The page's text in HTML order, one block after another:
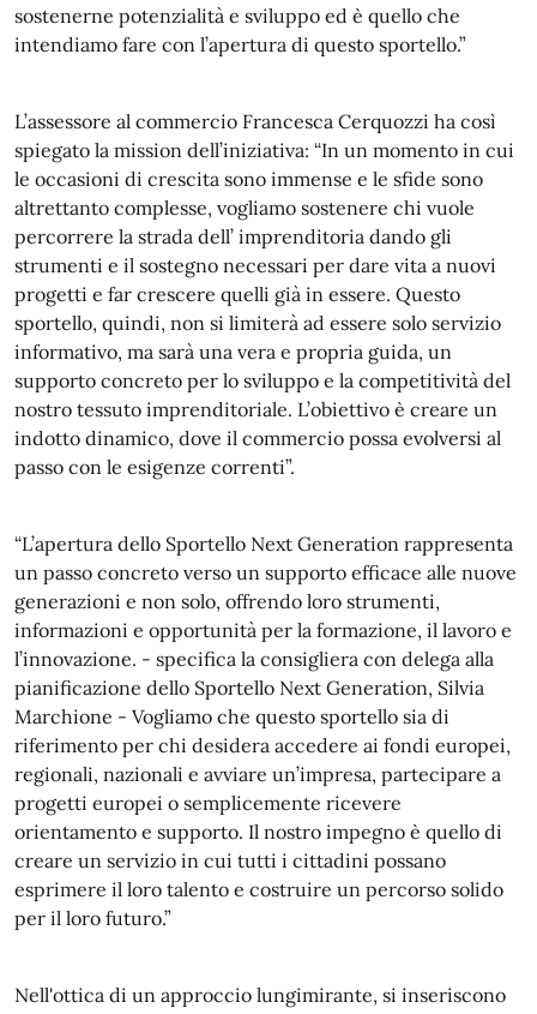
sostenerne potenzialità e sviluppo ed è quello che
intendiamo fare con l’apertura di questo sportello.”
L’assessore al commercio Francesca Cerquozzi ha così
spiegato la mission dell’iniziativa: “In un momento in cui
le occasioni di crescita sono immense e le sfide sono
altrettanto complesse, vogliamo sostenere chi vuole
percorrere la strada dell’ imprenditoria dando gli
strumenti e il sostegno necessari per dare vita a nuovi
progetti e far crescere quelli già in essere. Questo
sportello, quindi, non si limiterà ad essere solo servizio
informativo, ma sarà una vera e propria guida, un
supporto concreto per lo sviluppo e la competitività del
nostro tessuto imprenditoriale. L’obiettivo è creare un
indotto dinamico, dove il commercio possa evolversi al
passo con le esigenze correnti”.
“L’apertura dello Sportello Next Generation rappresenta
un passo concreto verso un supporto efficace alle nuove
generazioni e non solo, offrendo loro strumenti,
informazioni e opportunità per la formazione, il lavoro e
l’innovazione. - specifica la consigliera con delega alla
pianificazione dello Sportello Next Generation, Silvia
Marchione - Vogliamo che questo sportello sia di
riferimento per chi desidera accedere ai fondi europei,
regionali, nazionali e avviare un’impresa, partecipare a
progetti europei o semplicemente ricevere
orientamento e supporto. Il nostro impegno è quello di
creare un servizio in cui tutti i cittadini possano
esprimere il loro talento e costruire un percorso solido
per il loro futuro.”
Nell'ottica di un approccio lungimirante, si inseriscono